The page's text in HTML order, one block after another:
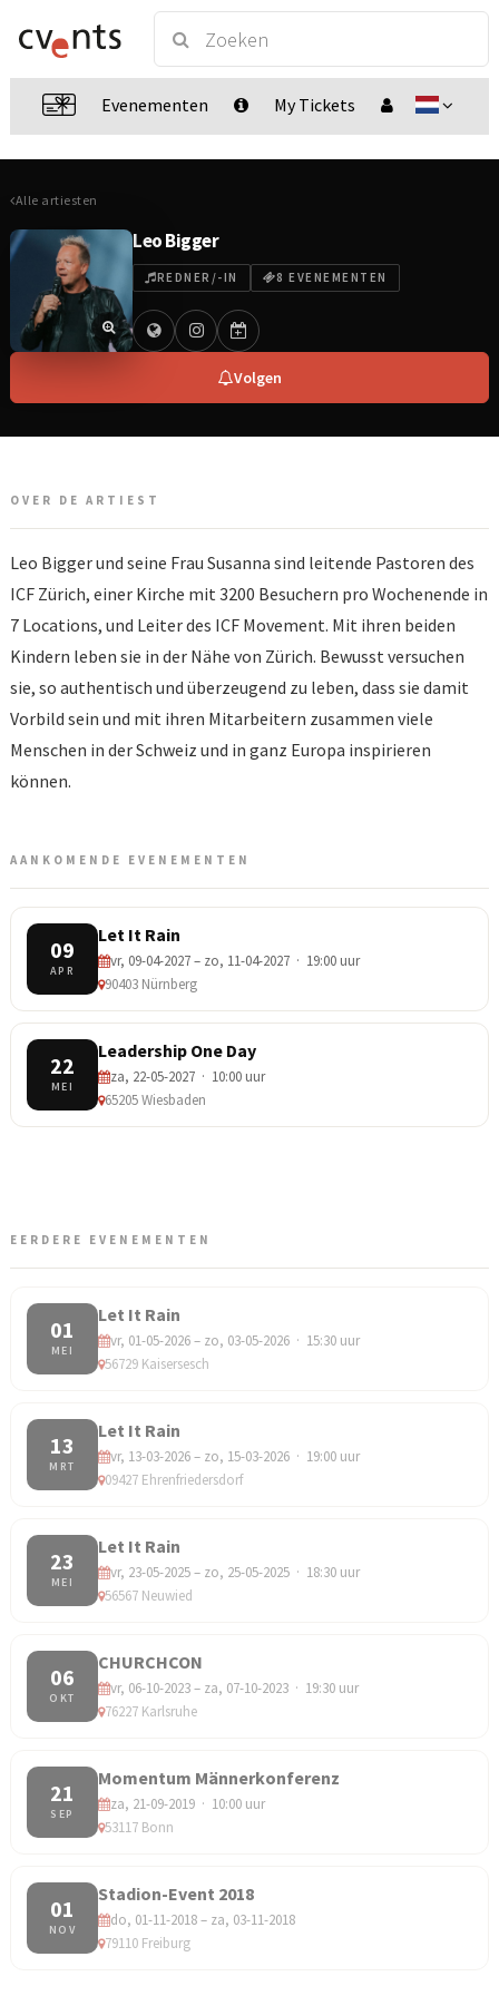
Evenementen My Tickets
Alle artiesten
Leo Bigger
REDNER/-IN 8 EVENEMENTEN
Volgen
OVER DE ARTIEST
Leo Bigger und seine Frau Susanna sind leitende Pastoren des
ICF Zürich, einer Kirche mit 3200 Besuchern pro Wochenende in
7 Locations, und Leiter des ICF Movement. Mit ihren beiden
Kindern leben sie in der Nähe von Zürich. Bewusst versuchen
sie, so authentisch und überzeugend zu leben, dass sie damit
Vorbild sein und mit ihren Mitarbeitern zusammen viele
Menschen in der Schweiz und in ganz Europa inspirieren
können.
AANKOMENDE EVENEMENTEN
09
APR
Let It Rain
vr, 09-04-2027 – zo, 11-04-2027 · 19:00 uur
90403 Nürnberg
22
MEI
Leadership One Day
za, 22-05-2027 · 10:00 uur
65205 Wiesbaden
EERDERE EVENEMENTEN
01
MEI
Let It Rain
vr, 01-05-2026 – zo, 03-05-2026 · 15:30 uur
56729 Kaisersesch
13
MRT
Let It Rain
vr, 13-03-2026 – zo, 15-03-2026 · 19:00 uur
09427 Ehrenfriedersdorf
23
MEI
Let It Rain
vr, 23-05-2025 – zo, 25-05-2025 · 18:30 uur
56567 Neuwied
06
OKT
CHURCHCON
vr, 06-10-2023 – za, 07-10-2023 · 19:30 uur
76227 Karlsruhe
21
SEP
Momentum Männerkonferenz
za, 21-09-2019 · 10:00 uur
53117 Bonn
01
NOV
Stadion-Event 2018
do, 01-11-2018 – za, 03-11-2018
79110 Freiburg